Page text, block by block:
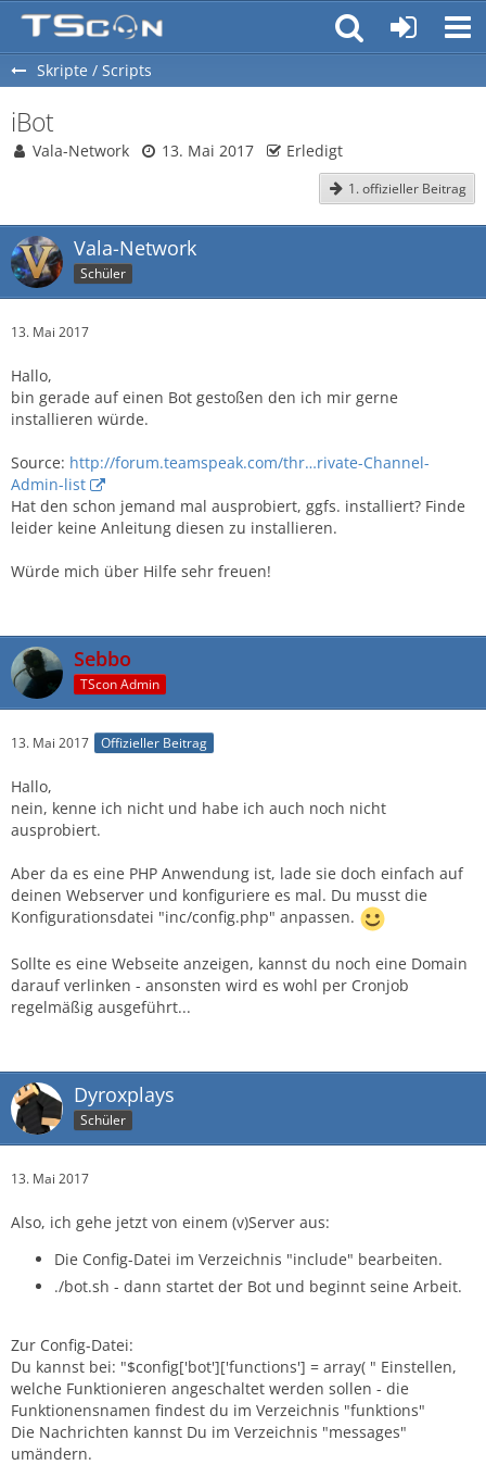
Skripte / Scripts
iBot
Vala-Network 13. Mai 2017 Erledigt
1. offizieller Beitrag
Vala-Network
Schüler
13. Mai 2017
Hallo,
bin gerade auf einen Bot gestoßen den ich mir gerne
installieren würde.
Source: http://forum.teamspeak.com/thr…rivate-Channel-
Admin-list
Hat den schon jemand mal ausprobiert, ggfs. installiert? Finde
leider keine Anleitung diesen zu installieren.
Würde mich über Hilfe sehr freuen!
Sebbo
TScon Admin
13. Mai 2017 Offizieller Beitrag
Hallo,
nein, kenne ich nicht und habe ich auch noch nicht
ausprobiert.
Aber da es eine PHP Anwendung ist, lade sie doch einfach auf
deinen Webserver und konfiguriere es mal. Du musst die
Konfigurationsdatei "inc/config.php" anpassen.
Sollte es eine Webseite anzeigen, kannst du noch eine Domain
darauf verlinken - ansonsten wird es wohl per Cronjob
regelmäßig ausgeführt...
Dyroxplays
Schüler
13. Mai 2017
Also, ich gehe jetzt von einem (v)Server aus:
Die Config-Datei im Verzeichnis "include" bearbeiten.
./bot.sh - dann startet der Bot und beginnt seine Arbeit.
Zur Config-Datei:
Du kannst bei: "$config['bot']['functions'] = array( " Einstellen,
welche Funktionieren angeschaltet werden sollen - die
Funktionensnamen findest du im Verzeichnis "funktions"
Die Nachrichten kannst Du im Verzeichnis "messages"
umändern.